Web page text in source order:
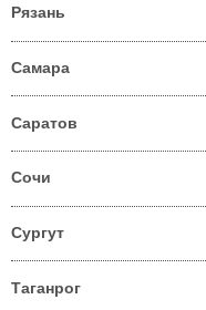
Рязань
Самара
Саратов
Сочи
Сургут
Таганрог